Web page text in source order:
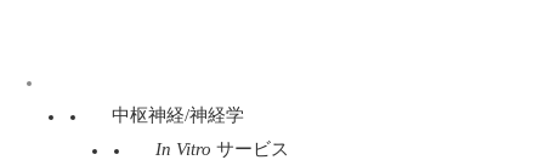
中枢神経/神経学
In Vitro サービス